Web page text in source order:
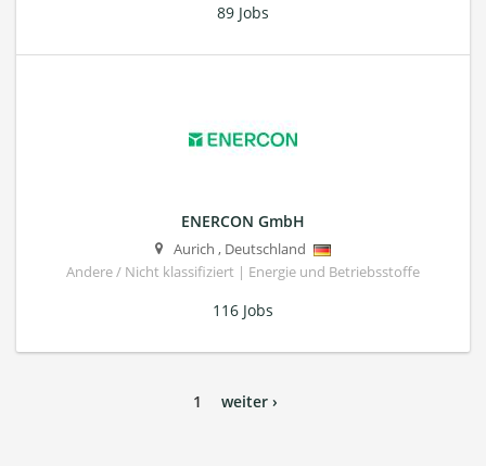
89 Jobs
ENERCON GmbH
Aurich , Deutschland
Andere / Nicht klassifiziert | Energie und Betriebsstoffe
116 Jobs
1 weiter ›